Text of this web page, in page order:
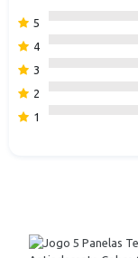
5
4
3
2
1